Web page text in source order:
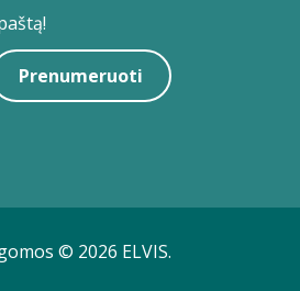
Prenumeruoti
© 2026 ELVIS.